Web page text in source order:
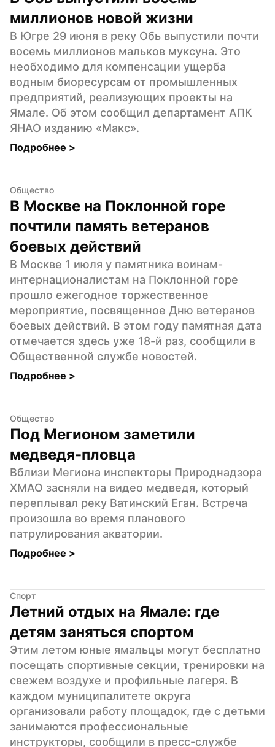
миллионов новой жизни
В Югре 29 июня в реку Обь выпустили почти
восемь миллионов мальков муксуна. Это
необходимо для компенсации ущерба
водным биоресурсам от промышленных
предприятий, реализующих проекты на
Ямале. Об этом сообщил департамент АПК
ЯНАО изданию «Макс».
Подробнее >
Общество
В Москве на Поклонной горе
почтили память ветеранов
боевых действий
В Москве 1 июля у памятника воинам-
интернационалистам на Поклонной горе
прошло ежегодное торжественное
мероприятие, посвященное Дню ветеранов
боевых действий. В этом году памятная дата
отмечается здесь уже 18-й раз, сообщили в
Общественной службе новостей.
Подробнее >
Общество
Под Мегионом заметили
медведя-пловца
Вблизи Мегиона инспекторы Природнадзора
ХМАО засняли на видео медведя, который
переплывал реку Ватинский Еган. Встреча
произошла во время планового
патрулирования акватории.
Подробнее >
Спорт
Летний отдых на Ямале: где
детям заняться спортом
Этим летом юные ямальцы могут бесплатно
посещать спортивные секции, тренировки на
свежем воздухе и профильные лагеря. В
каждом муниципалитете округа
организовали работу площадок, где с детьми
занимаются профессиональные
инструкторы, сообщили в пресс-службе